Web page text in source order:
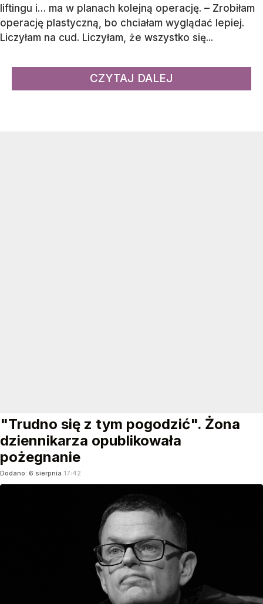
liftingu i… ma w planach kolejną operację. – Zrobiłam
operację plastyczną, bo chciałam wyglądać lepiej.
Liczyłam na cud. Liczyłam, że wszystko się...
CZYTAJ DALEJ
"Trudno się z tym pogodzić". Żona
dziennikarza opublikowała
pożegnanie
Dodano: 6 sierpnia 17:42